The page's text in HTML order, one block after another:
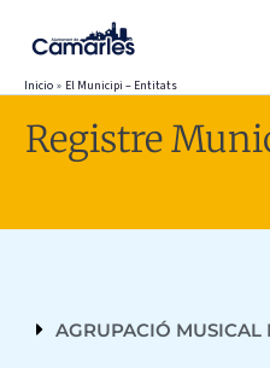
contenido
Inicio El Municipi – Entitats
Registre
AGRUPACIÓ MUSICAL